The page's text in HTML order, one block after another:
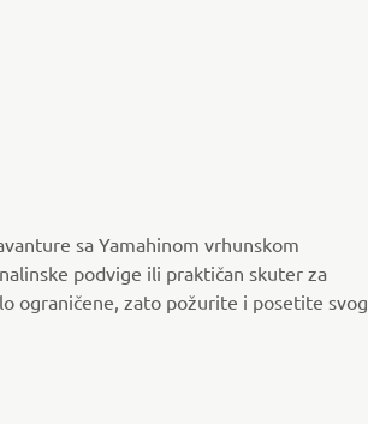
sa Yamahinom vrhunskom
podvige ili praktičan skuter za
ograničene, zato požurite i posetite svog